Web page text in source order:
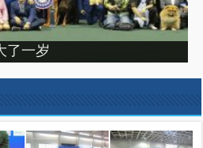
了一岁
，俺们东北那场比赛
展之行（INDONEISA WINNER
，但是好像已经结束了。
展随笔（三）